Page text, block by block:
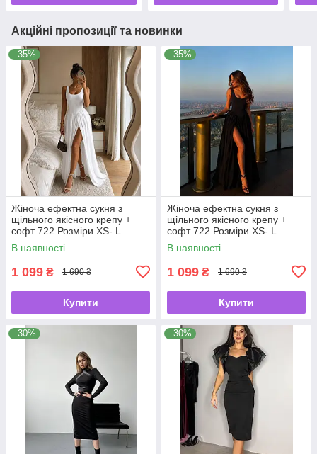
Акційні пропозиції та новинки
–35%
Жіноча ефектна сукня з
щільного якісного крепу +
софт 722 Розміри ХS- L
В наявності
1 099 ₴ 1 690 ₴
Купити
–35%
Жіноча ефектна сукня з
щільного якісного крепу +
софт 722 Розміри ХS- L
В наявності
1 099 ₴ 1 690 ₴
Купити
–30% –30%